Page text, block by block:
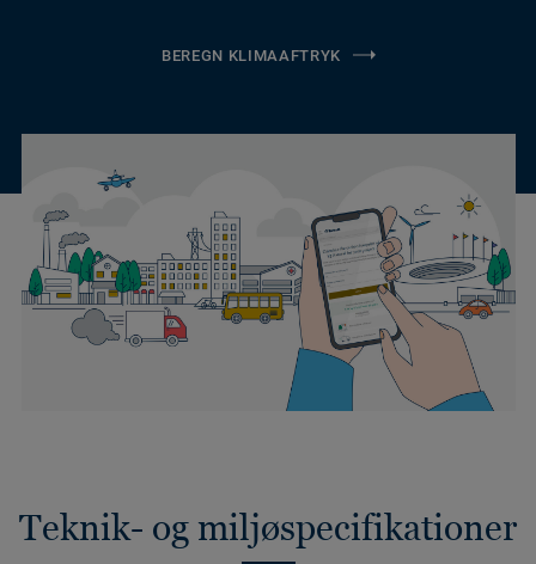
BEREGN KLIMAAFTRYK
Teknik- og miljøspecifikationer